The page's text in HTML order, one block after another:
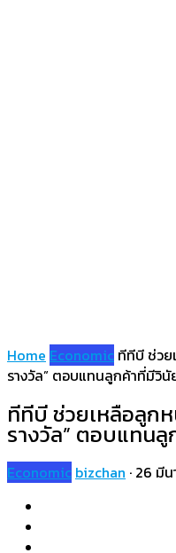
Home Economic ทีทีบี ช่วย
รางวัล” ตอบแทนลูกค้าที่มีวินั
ทีทีบี ช่วยเหลือลูก
รางวัล” ตอบแทน
Economic bizchan · 26 มี